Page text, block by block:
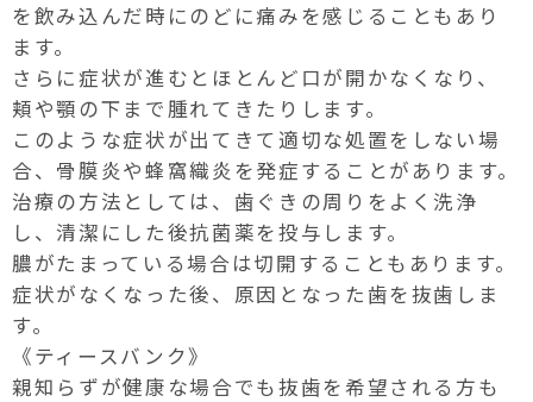
を飲み込んだ時にのどに痛みを感じることもあり
ます。
さらに症状が進むとほとんど口が開かなくなり、
頬や顎の下まで腫れてきたりします。
このような症状が出てきて適切な処置をしない場
合、骨膜炎や蜂窩織炎を発症することがあります。
治療の方法としては、歯ぐきの周りをよく洗浄
し、清潔にした後抗菌薬を投与します。
膿がたまっている場合は切開することもあります。
症状がなくなった後、原因となった歯を抜歯しま
す。
《ティースバンク》
親知らずが健康な場合でも抜歯を希望される方も